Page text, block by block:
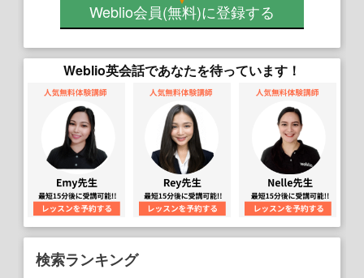
Weblio会員(無料)に登録する
Weblio英会話であなたを待っています！
検索ランキング